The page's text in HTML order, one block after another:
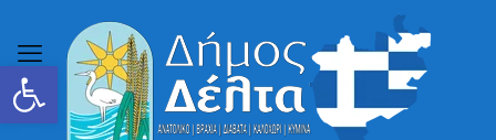
Ανοίξτε τη γραμμή εργαλείων